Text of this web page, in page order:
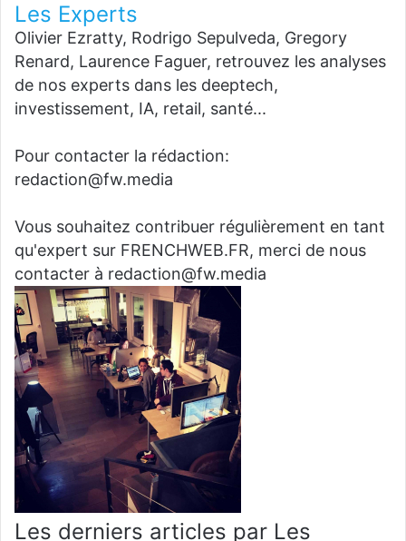
Les Experts
Olivier Ezratty, Rodrigo Sepulveda, Gregory
Renard, Laurence Faguer, retrouvez les analyses
de nos experts dans les deeptech,
investissement, IA, retail, santé...
Pour contacter la rédaction:
redaction@fw.media
Vous souhaitez contribuer régulièrement en tant
qu'expert sur FRENCHWEB.FR, merci de nous
contacter à redaction@fw.media
Les derniers articles par Les